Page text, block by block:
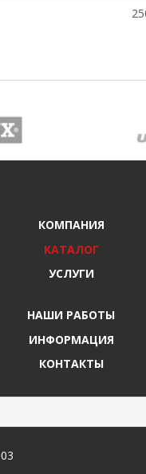
КОМПАНИЯ
КАТАЛОГ
УСЛУГИ
НАШИ РАБОТЫ
ИНФОРМАЦИЯ
КОНТАКТЫ